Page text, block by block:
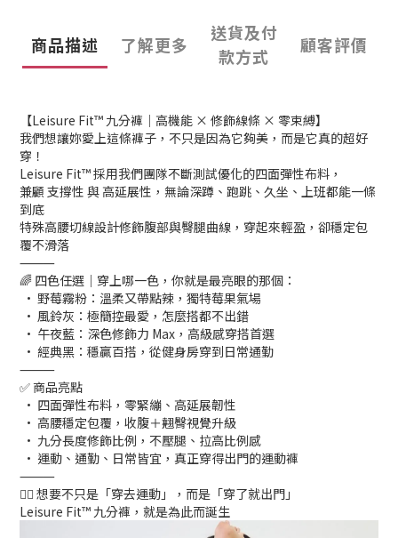
商品描述 了解更多
送貨及付
款方式
顧客評價
【Leisure Fit™ 九分褲｜高機能 × 修飾線條 × 零束縛】
我們想讓妳愛上這條褲子，不只是因為它夠美，而是它真的超好
穿！
Leisure Fit™ 採用我們團隊不斷測試優化的四面彈性布料，
兼顧 支撐性 與 高延展性，無論深蹲、跑跳、久坐、上班都能一條
到底
特殊高腰切線設計修飾腹部與臀腿曲線，穿起來輕盈，卻穩定包
覆不滑落
⸻
🌈 四色任選｜穿上哪一色，你就是最亮眼的那個：
• 野莓霧粉：溫柔又帶點辣，獨特莓果氣場
• 風鈴灰：極簡控最愛，怎麼搭都不出錯
• 午夜藍：深色修飾力 Max，高級感穿搭首選
• 經典黑：穩贏百搭，從健身房穿到日常通勤
⸻
✅ 商品亮點
• 四面彈性布料，零緊繃、高延展韌性
• 高腰穩定包覆，收腹＋翹臀視覺升級
• 九分長度修飾比例，不壓腿、拉高比例感
• 運動、通勤、日常皆宜，真正穿得出門的運動褲
⸻
🧘‍♀️ 想要不只是「穿去運動」，而是「穿了就出門」
Leisure Fit™ 九分褲，就是為此而誕生